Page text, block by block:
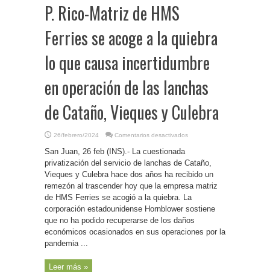
P. Rico-Matriz de HMS
Ferries se acoge a la quiebra
lo que causa incertidumbre
en operación de las lanchas
de Cataño, Vieques y Culebra
26/febrero/2024 Comentarios desactivados
de
HMS
Ferries
acoge
la
quiebra
que
incertidumbre
San Juan, 26 feb (INS).- La cuestionada
privatización del servicio de lanchas de Cataño,
Vieques y Culebra hace dos años ha recibido un
remezón al trascender hoy que la empresa matriz
de HMS Ferries se acogió a la quiebra. La
corporación estadounidense Hornblower sostiene
que no ha podido recuperarse de los daños
económicos ocasionados en sus operaciones por la
pandemia ...
Leer más »